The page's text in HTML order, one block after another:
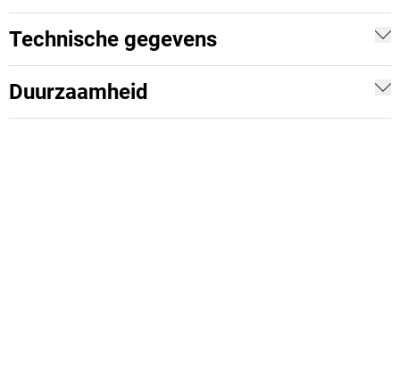
Technische gegevens
Duurzaamheid